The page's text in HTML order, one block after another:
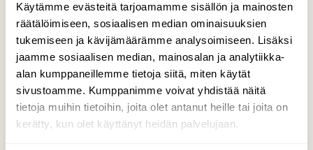
Käytämme evästeitä tarjoamamme sisällön ja mainosten
räätälöimiseen, sosiaalisen median ominaisuuksien
tukemiseen ja kävijämäärämme analysoimiseen. Lisäksi
jaamme sosiaalisen median, mainosalan ja analytiikka-
alan kumppaneillemme tietoja siitä, miten käytät
sivustoamme. Kumppanimme voivat yhdistää näitä
tietoja muihin tietoihin, joita olet antanut heille tai joita on
kerätty, kun olet käyttänyt heidän palvelujaan.